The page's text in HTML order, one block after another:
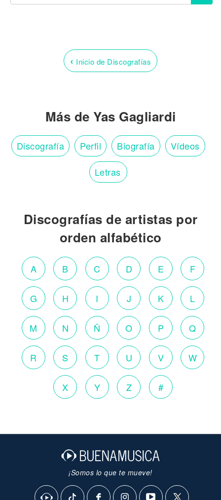
‹ Inicio de Discografías
Más de Yas Gagliardi
Discografía Perfil Biografía Vídeos
Letras
Discografías de artistas por
orden alfabético
A B C D E F
G H I J K L
M N Ñ O P Q
R S T U V W
X Y Z #
¡Somos lo que te mueve!